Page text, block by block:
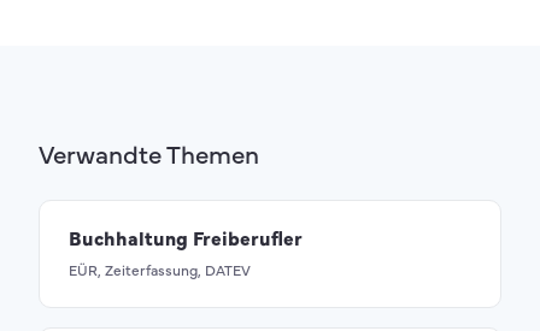
Verwandte Themen
Buchhaltung Freiberufler
EÜR, Zeiterfassung, DATEV